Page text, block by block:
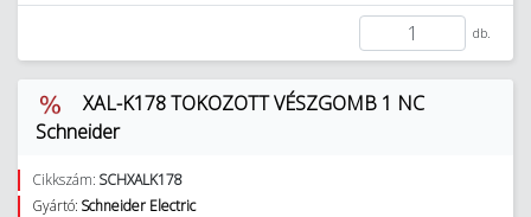
db.
XAL-K178 TOKOZOTT VÉSZGOMB 1 NC
Schneider
Cikkszám: SCHXALK178
Gyártó: Schneider Electric